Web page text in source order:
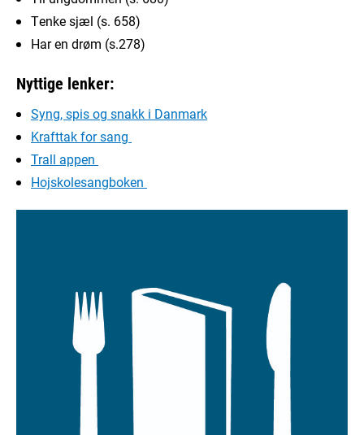
Tenke sjæl (s. 658)
Har en drøm (s.278)
Nyttige lenker:
Syng, spis og snakk i Danmark
Krafttak for sang
Trall appen
Hojskolesangboken